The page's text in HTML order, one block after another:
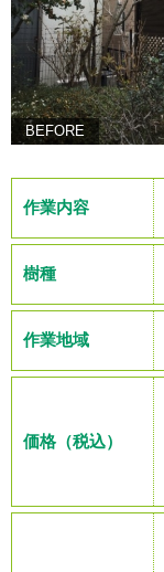
BEFORE
作業内容
樹種
作業地域
価格（税込）